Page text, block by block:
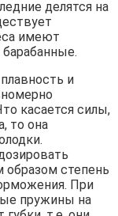
делятся на
имеют
и
касается силы,
то она
образом степень
При
пружины на